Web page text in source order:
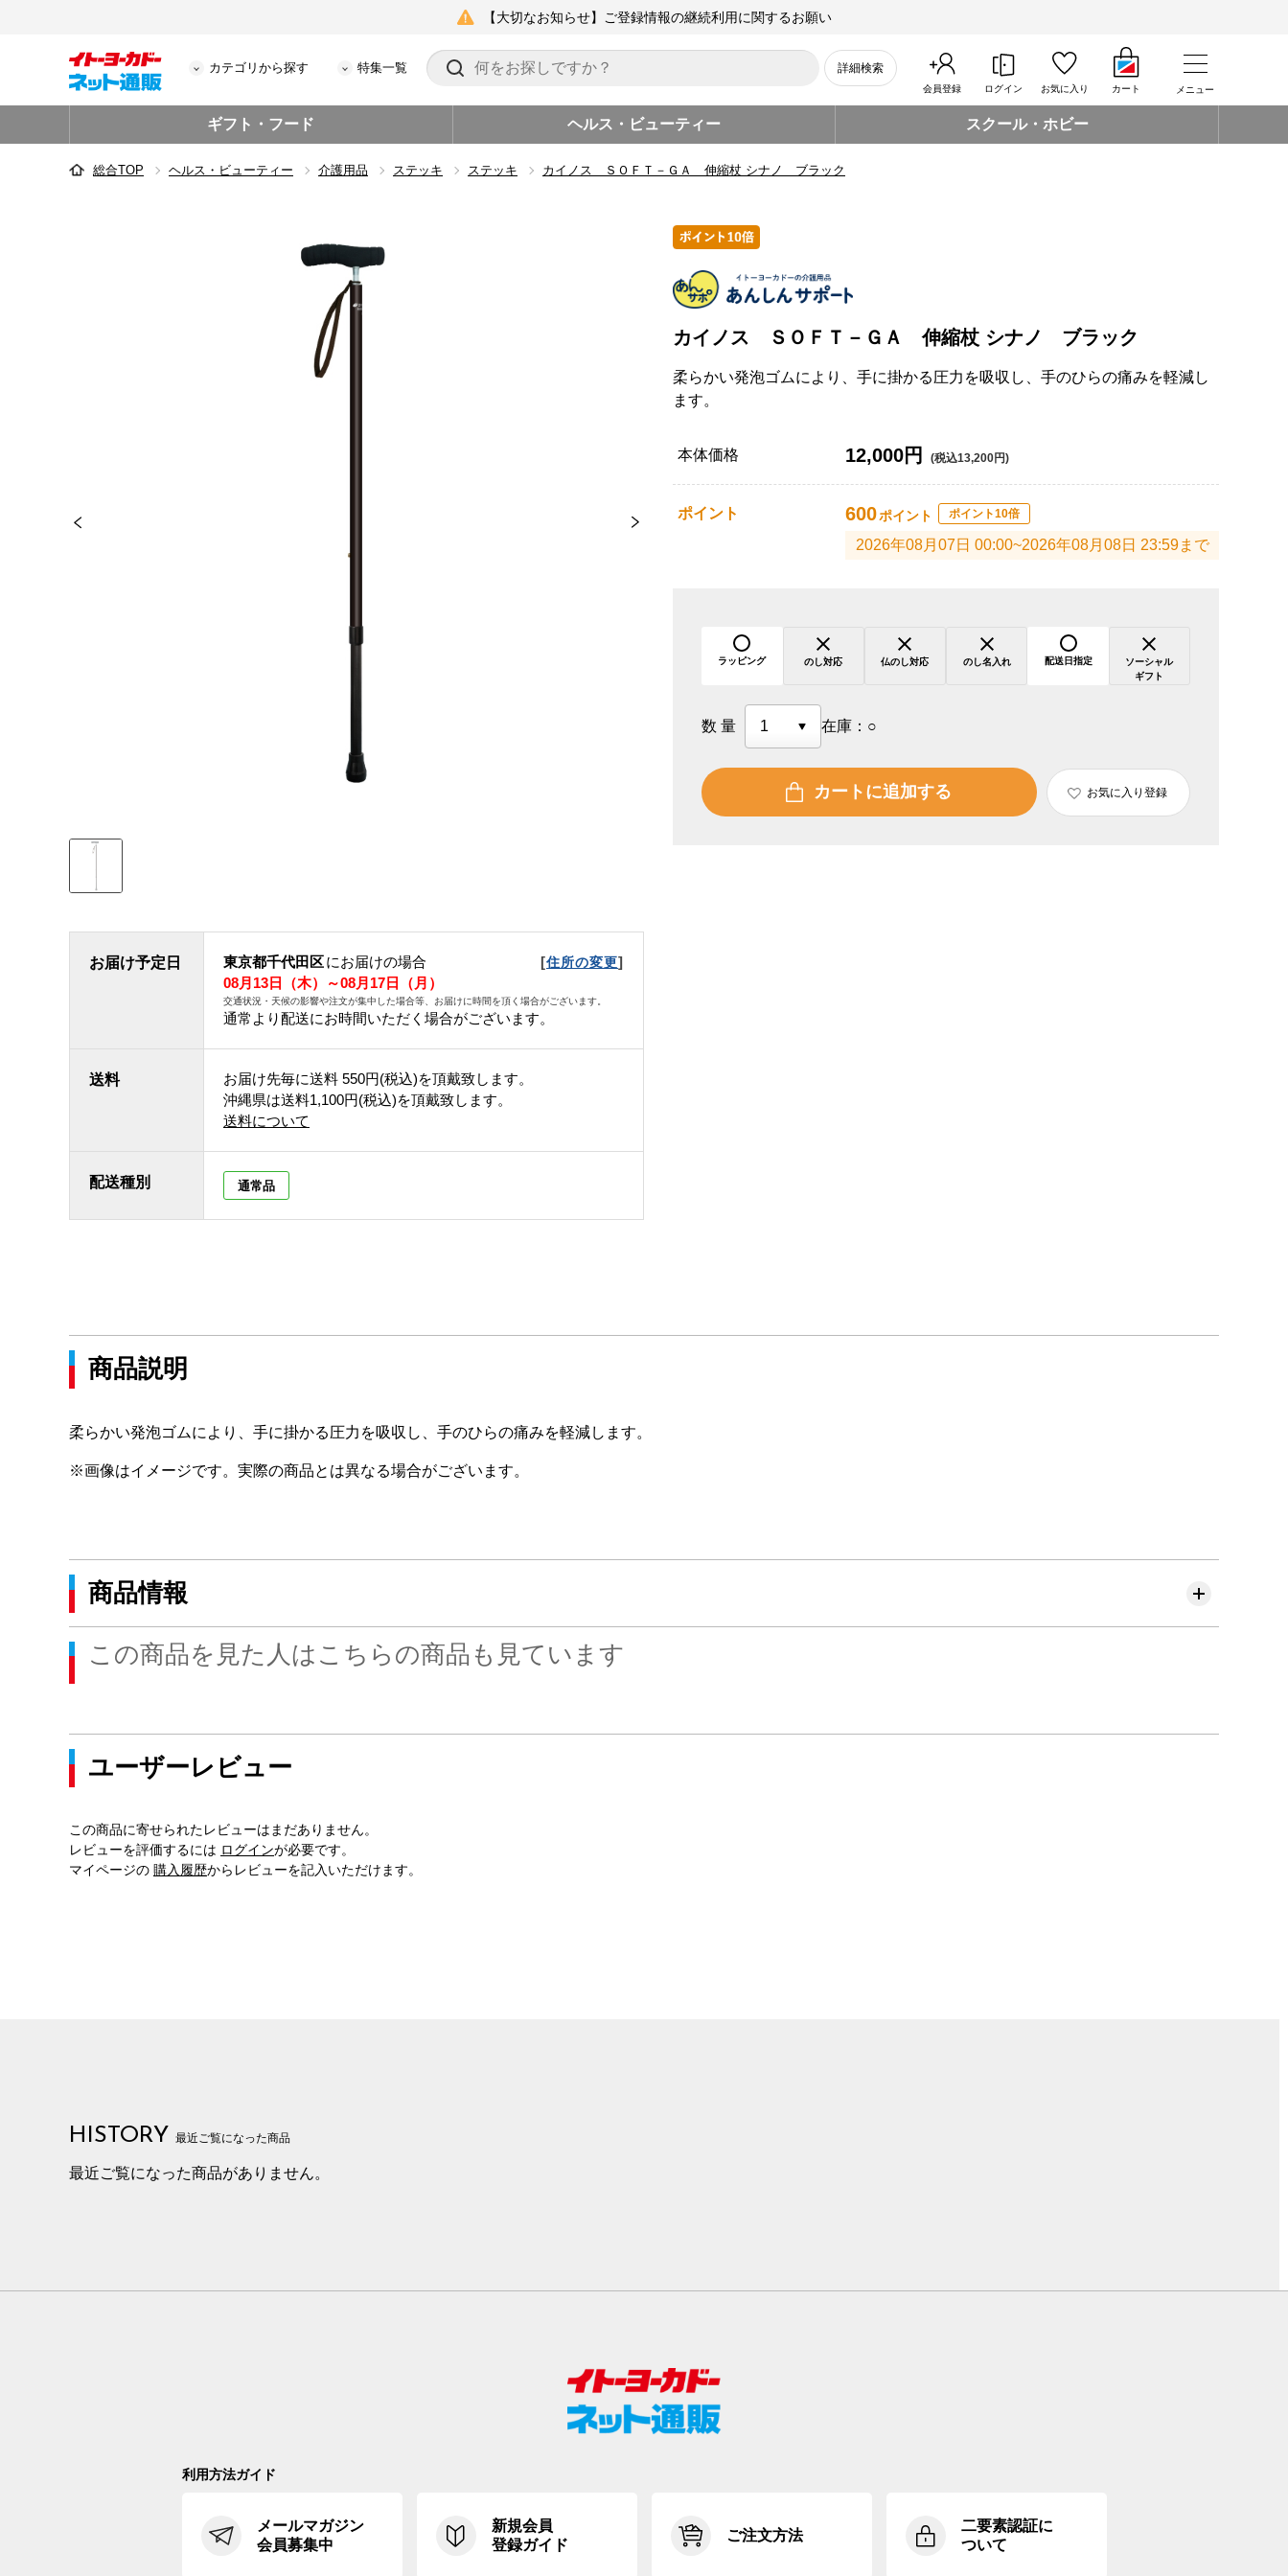
【大切なお知らせ】ご登録情報の継続利用に関するお願い
カテゴリから探す 特集一覧 詳細検索
会員登録 ログイン お気に入り カート メニュー
ギフト・フード ヘルス・ビューティー スクール・ホビー
総合TOP ヘルス・ビューティー 介護用品 ステッキ ステッキ カイノス ＳＯＦＴ－ＧＡ 伸縮杖 シナノ ブラック
お届け予定日 東京都千代田区にお届けの場合 [住所の変更]
08月13日（木）～08月17日（月）
交通状況・天候の影響や注文が集中した場合等、お届けに時間を頂く場合がございます。
通常より配送にお時間いただく場合がございます。
送料 お届け先毎に送料 550円(税込)を頂戴致します。
沖縄県は送料1,100円(税込)を頂戴致します。
送料について
配送種別 通常品
カイノス ＳＯＦＴ－ＧＡ 伸縮杖 シナノ ブラック
柔らかい発泡ゴムにより、手に掛かる圧力を吸収し、手のひらの痛みを軽減し
ます。
本体価格 12,000円 (税込13,200円)
ポイント 600ポイント ポイント10倍
2026年08月07日 00:00~2026年08月08日 23:59まで
ラッピング のし対応 仏のし対応 のし名入れ 配送日指定
ソーシャル
ギフト
数量 在庫： ○
カートに追加する お気に入り登録
商品説明
柔らかい発泡ゴムにより、手に掛かる圧力を吸収し、手のひらの痛みを軽減します。
※画像はイメージです。実際の商品とは異なる場合がございます。
商品情報
この商品を見た人はこちらの商品も見ています
ユーザーレビュー
この商品に寄せられたレビューはまだありません。
レビューを評価するには ログインが必要です。
マイページの 購入履歴からレビューを記入いただけます。
HISTORY 最近ご覧になった商品
最近ご覧になった商品がありません。
利用方法ガイド
メールマガジン
会員募集中
新規会員
登録ガイド
ご注文方法
二要素認証に
ついて